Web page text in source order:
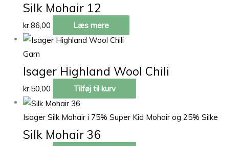
Silk Mohair 12
kr.86,00 Læs mere
Garn
Isager Highland Wool Chili
kr.50,00 Tilføj til kurv
Isager Silk Mohair i 75% Super Kid Mohair og 25% Silke
Silk Mohair 36